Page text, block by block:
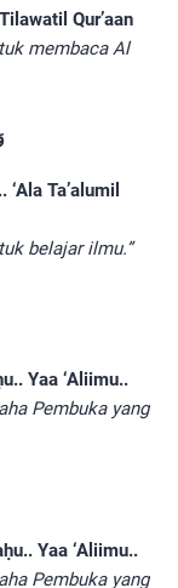
Qur’aan
membaca Al
Ta’alumil
belajar ilmu.”
Yaa ‘Aliimu..
Pembuka yang
Yaa ‘Aliimu..
Pembuka yang